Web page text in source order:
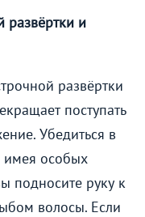
и
развёртки
поступать
Убедиться в
имея особых
подносите руку к
волосы. Если